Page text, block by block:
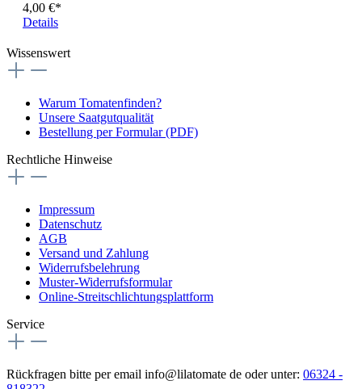
4,00 €*
Details
Wissenswert
Warum Tomatenfinden?
Unsere Saatgutqualität
Bestellung per Formular (PDF)
Rechtliche Hinweise
Impressum
Datenschutz
AGB
Versand und Zahlung
Widerrufsbelehrung
Muster-Widerrufsformular
Online-Streitschlichtungsplattform
Service
Rückfragen bitte per email info@lilatomate de oder unter: 06324 -